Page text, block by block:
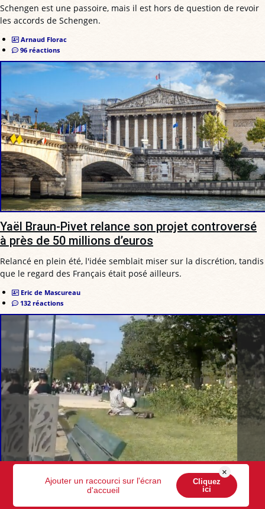
Schengen est une passoire, mais il est hors de question de revoir
les accords de Schengen.
Arnaud Florac
96 réactions
Yaël Braun-Pivet relance son projet controversé
à près de 50 millions d’euros
Relancé en plein été, l'idée semblait miser sur la discrétion, tandis
que le regard des Français était posé ailleurs.
Eric de Mascureau
132 réactions
Tour Eiffel, Disneyland… : l’offensive des prières
Ajouter un raccourci sur l'écran
d'accueil
Cliquez
ici
×